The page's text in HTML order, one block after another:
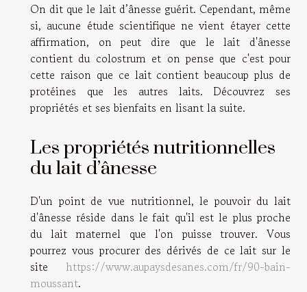
On dit que le lait d’ânesse guérit. Cependant, même
si, aucune étude scientifique ne vient étayer cette
affirmation, on peut dire que le lait d'ânesse
contient du colostrum et on pense que c'est pour
cette raison que ce lait contient beaucoup plus de
protéines que les autres laits. Découvrez ses
propriétés et ses bienfaits en lisant la suite.
Les propriétés nutritionnelles
du lait d’ânesse
D'un point de vue nutritionnel, le pouvoir du lait
d'ânesse réside dans le fait qu'il est le plus proche
du lait maternel que l'on puisse trouver. Vous
pourrez vous procurer des dérivés de ce lait sur le
site https://www.aupaysdesanes.com/fr/90-bain-
moussant.